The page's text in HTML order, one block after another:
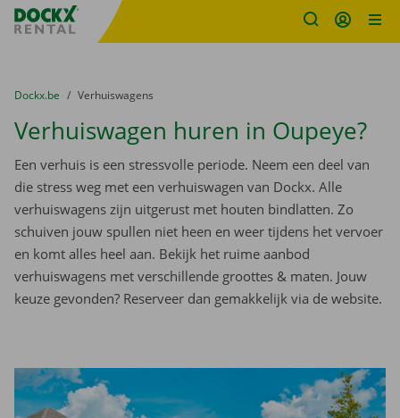
Fratello DEMO
U bevindt zich hier:
van
Dockx.be naar
Verhuiswagens
Verhuiswagen huren in Oupeye?
Een verhuis is een stressvolle periode. Neem een deel van
die stress weg met een verhuiswagen van Dockx. Alle
verhuiswagens zijn uitgerust met houten bindlatten. Zo
schuiven jouw spullen niet heen en weer tijdens het vervoer
en komt alles heel aan. Bekijk het ruime aanbod
verhuiswagens met verschillende groottes & maten. Jouw
keuze gevonden? Reserveer dan gemakkelijk via de website.